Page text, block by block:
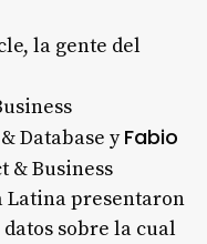
la gente del
Database yFabio
& Business
Latina presentaron
sobre la cual